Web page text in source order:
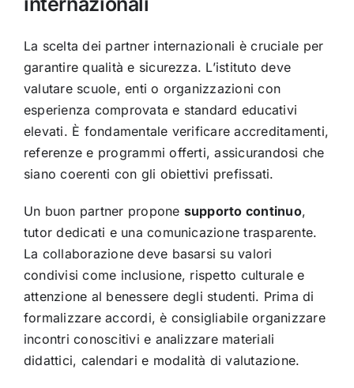
La scelta dei partner internazionali è cruciale per
garantire qualità e sicurezza. L’istituto deve
valutare scuole, enti o organizzazioni con
esperienza comprovata e standard educativi
elevati. È fondamentale verificare accreditamenti,
referenze e programmi offerti, assicurandosi che
siano coerenti con gli obiettivi prefissati.
Un buon partner propone supporto continuo,
tutor dedicati e una comunicazione trasparente.
La collaborazione deve basarsi su valori
condivisi come inclusione, rispetto culturale e
attenzione al benessere degli studenti. Prima di
formalizzare accordi, è consigliabile organizzare
incontri conoscitivi e analizzare materiali
didattici, calendari e modalità di valutazione.